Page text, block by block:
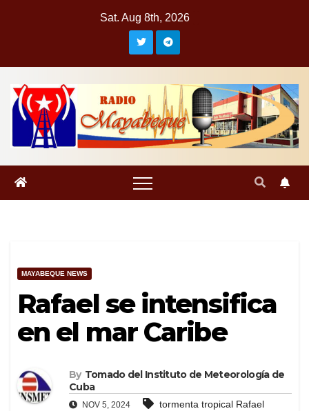
Sat. Aug 8th, 2026
MAYABEQUE NEWS
Rafael se intensifica
en el mar Caribe
By Tomado del Instituto de Meteorología de
Cuba
NOV 5, 2024 tormenta tropical Rafael